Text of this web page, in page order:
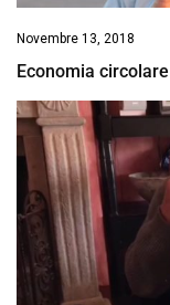
Novembre 13, 2018
Economia circolare